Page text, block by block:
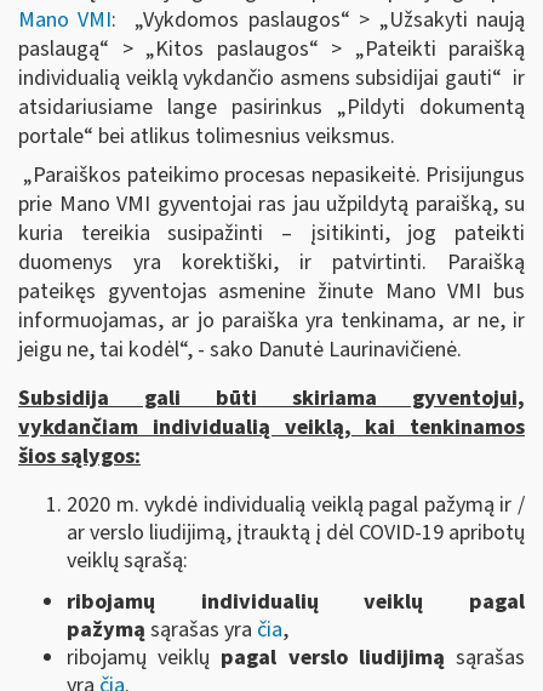
Mano VMI: „Vykdomos paslaugos“ > „Užsakyti naują
paslaugą“ > „Kitos paslaugos“ > „Pateikti paraišką
individualią veiklą vykdančio asmens subsidijai gauti“ ir
atsidariusiame lange pasirinkus „Pildyti dokumentą
portale“ bei atlikus tolimesnius veiksmus.
„Paraiškos pateikimo procesas nepasikeitė. Prisijungus
prie Mano VMI gyventojai ras jau užpildytą paraišką, su
kuria tereikia susipažinti – įsitikinti, jog pateikti
duomenys yra korektiški, ir patvirtinti. Paraišką
pateikęs gyventojas asmenine žinute Mano VMI bus
informuojamas, ar jo paraiška yra tenkinama, ar ne, ir
jeigu ne, tai kodėl“, - sako Danutė Laurinavičienė.
Subsidija gali būti skiriama gyventojui,
vykdančiam individualią veiklą, kai tenkinamos
šios sąlygos:
2020 m. vykdė individualią veiklą pagal pažymą ir /
ar verslo liudijimą, įtrauktą į dėl COVID-19 apribotų
veiklų sąrašą:
ribojamų individualių veiklų pagal
pažymą sąrašas yra čia,
ribojamų veiklų pagal verslo liudijimą sąrašas